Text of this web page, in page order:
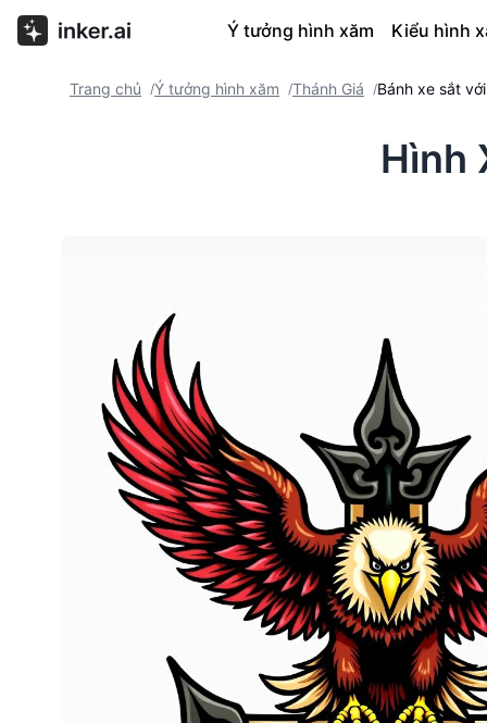
Ý tưởng hình xăm Kiểu hình
Trang chủ /Ý tưởng hình xăm /Thánh Giá /Bánh xe sắt
Hình